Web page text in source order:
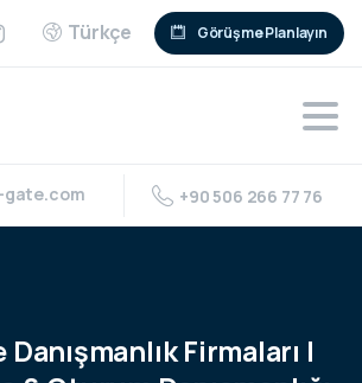
Türkçe Görüşme Planlayın
gate.com +90 506 266 77 76
Danışmanlık Firmaları |